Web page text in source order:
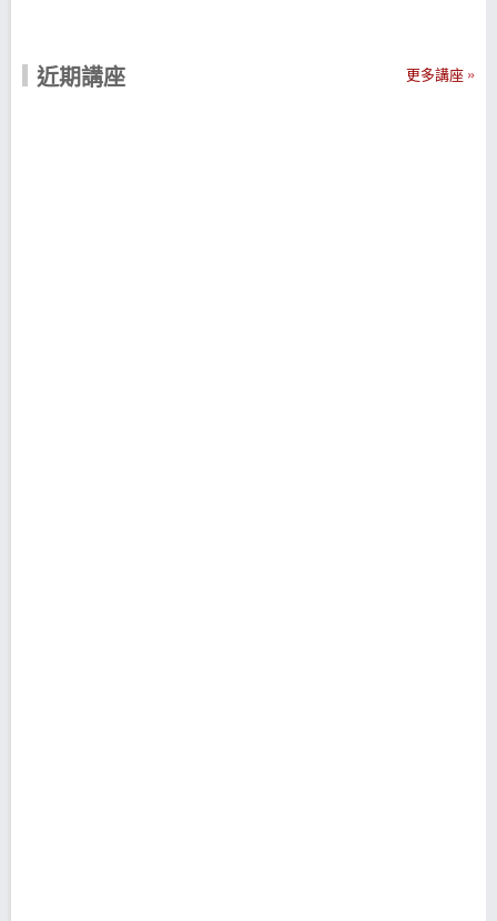
近期講座 更多講座